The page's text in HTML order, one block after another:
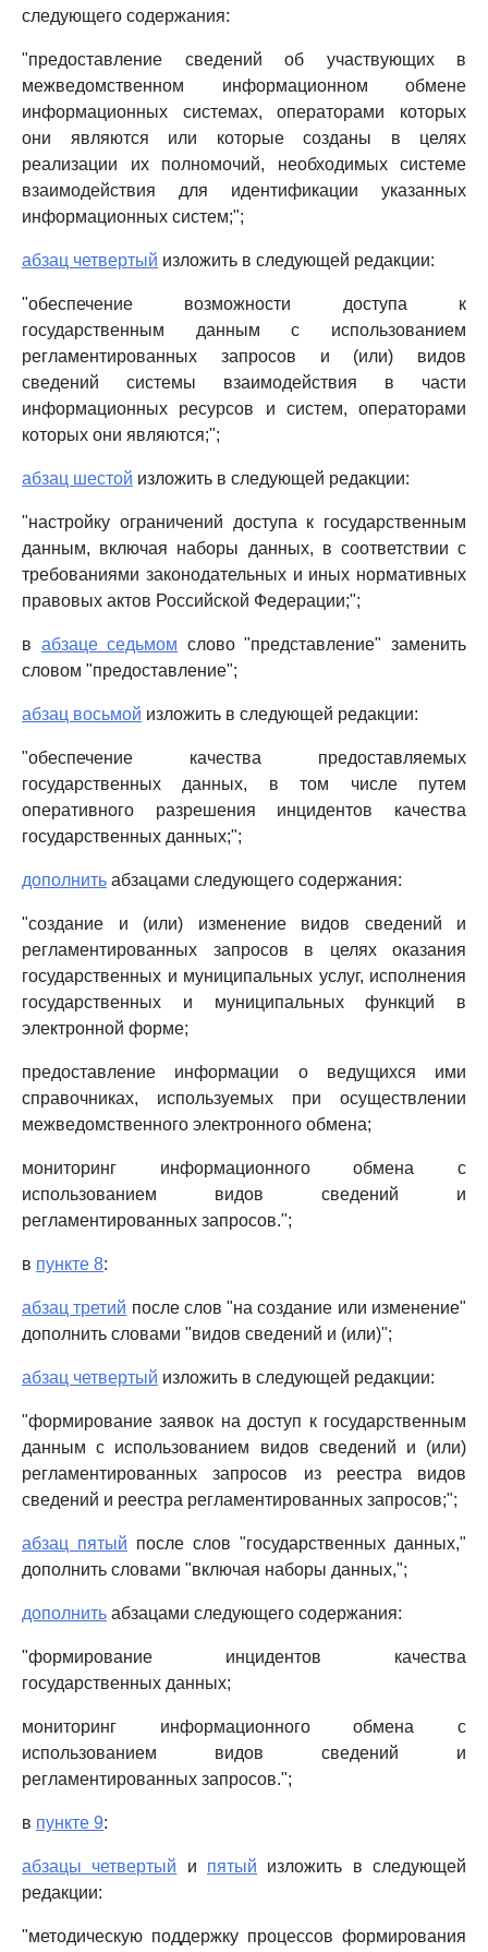
следующего содержания:
"предоставление сведений об участвующих в
межведомственном информационном обмене
информационных системах, операторами которых
они являются или которые созданы в целях
реализации их полномочий, необходимых системе
взаимодействия для идентификации указанных
информационных систем;";
абзац четвертый изложить в следующей редакции:
"обеспечение возможности доступа к
государственным данным с использованием
регламентированных запросов и (или) видов
сведений системы взаимодействия в части
информационных ресурсов и систем, операторами
которых они являются;";
абзац шестой изложить в следующей редакции:
"настройку ограничений доступа к государственным
данным, включая наборы данных, в соответствии с
требованиями законодательных и иных нормативных
правовых актов Российской Федерации;";
в абзаце седьмом слово "представление" заменить
словом "предоставление";
абзац восьмой изложить в следующей редакции:
"обеспечение качества предоставляемых
государственных данных, в том числе путем
оперативного разрешения инцидентов качества
государственных данных;";
дополнить абзацами следующего содержания:
"создание и (или) изменение видов сведений и
регламентированных запросов в целях оказания
государственных и муниципальных услуг, исполнения
государственных и муниципальных функций в
электронной форме;
предоставление информации о ведущихся ими
справочниках, используемых при осуществлении
межведомственного электронного обмена;
мониторинг информационного обмена с
использованием видов сведений и
регламентированных запросов.";
в пункте 8:
абзац третий после слов "на создание или изменение"
дополнить словами "видов сведений и (или)";
абзац четвертый изложить в следующей редакции:
"формирование заявок на доступ к государственным
данным с использованием видов сведений и (или)
регламентированных запросов из реестра видов
сведений и реестра регламентированных запросов;";
абзац пятый после слов "государственных данных,"
дополнить словами "включая наборы данных,";
дополнить абзацами следующего содержания:
"формирование инцидентов качества
государственных данных;
мониторинг информационного обмена с
использованием видов сведений и
регламентированных запросов.";
в пункте 9:
абзацы четвертый и пятый изложить в следующей
редакции:
"методическую поддержку процессов формирования